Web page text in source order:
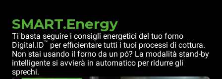
SMART.Energy
Ti basta seguire i consigli energetici del tuo forno
Digital.ID™ per efficientare tutti i tuoi processi di cottura.
Non stai usando il forno da un pó? La modalità stand-by
intelligente si avvierà in automatico per ridurre gli
sprechi.